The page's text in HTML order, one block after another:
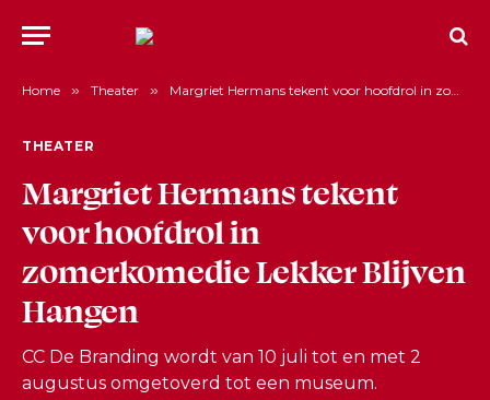
Home » Theater » Margriet Hermans tekent voor hoofdrol in zomerkomedie Lekker Blijven Hangen
THEATER
Margriet Hermans tekent
voor hoofdrol in
zomerkomedie Lekker Blijven
Hangen
CC De Branding wordt van 10 juli tot en met 2
augustus omgetoverd tot een museum.